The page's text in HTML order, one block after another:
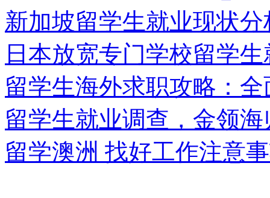
新加坡留学生就业现状分
日本放宽专门学校留学
留学生海外求职攻略：
留学生就业调查，金领
留学澳洲 找好工作注意